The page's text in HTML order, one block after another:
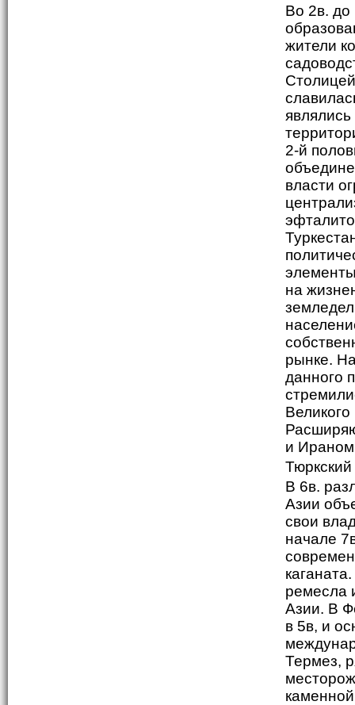
Во 2в. до
жители
2-й
власти
на
рынке.
данного
и
Тюркский
В 6в.
Азии
свои
начале
ремесла
Азии. В
в 5в, и
Термез,